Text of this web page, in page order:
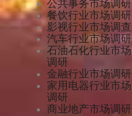
公共事务市场调研
餐饮行业市场调研
影视行业市场调查
汽车行业市场调研
石油石化行业市场
调研
金融行业市场调研
家用电器行业市场
调研
商业地产市场调研